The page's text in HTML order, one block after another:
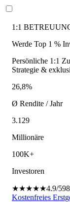
1:1
Werde Top 1 %
Persönliche 1:1
Strategie &
26,8%
Ø Rendite / Jahr
3.129
Millionäre
100K+
Investoren
★★★★★4.9/5
Kostenfreies